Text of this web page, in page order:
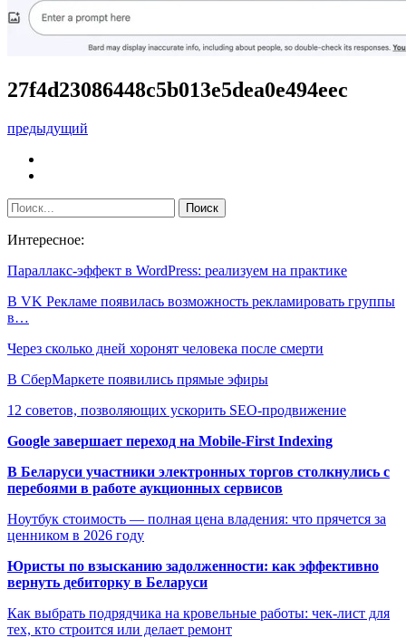
27f4d23086448c5b013e5dea0e494eec
предыдущий
Интересное:
Параллакс-эффект в WordPress: реализуем на практике
В VK Рекламе появилась возможность рекламировать группы
в…
Через сколько дней хоронят человека после смерти
В СберМаркете появились прямые эфиры
12 советов, позволяющих ускорить SEO-продвижение
Google завершает переход на Mobile-First Indexing
В Беларуси участники электронных торгов столкнулись с
перебоями в работе аукционных сервисов
Ноутбук стоимость — полная цена владения: что прячется за
ценником в 2026 году
Юристы по взысканию задолженности: как эффективно
вернуть дебиторку в Беларуси
Как выбрать подрядчика на кровельные работы: чек-лист для
тех, кто строится или делает ремонт